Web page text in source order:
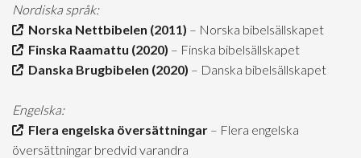
Nordiska språk:
Norska Nettbibelen (2011) – Norska bibelsällskapet
Finska Raamattu (2020) – Finska bibelsällskapet
Danska Brugbibelen (2020) – Danska bibelsällskapet
Engelska:
Flera engelska översättningar – Flera engelska
översättningar bredvid varandra